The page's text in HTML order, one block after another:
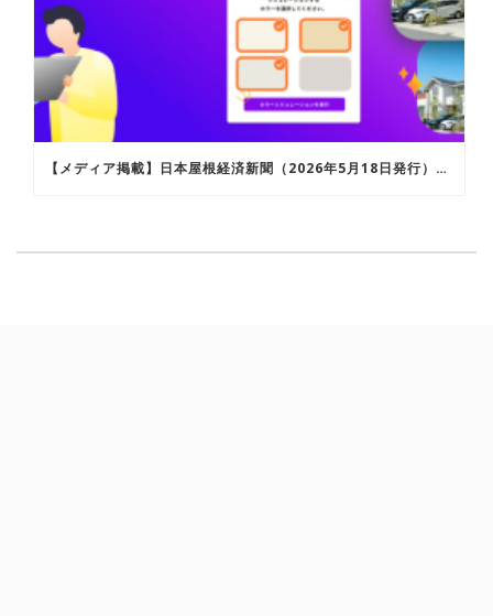
【メディア掲載】日本屋根経済新聞（2026年5月18日発行）にて「ROOFERAI カラーシミュレーション」が紹介されました